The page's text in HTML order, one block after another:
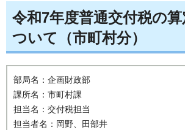
令和7年度普通交付税の
ついて（市町村分）
部局名：企画財政部
課所名：市町村課
担当名：交付税担当
担当者名：岡野、田部井